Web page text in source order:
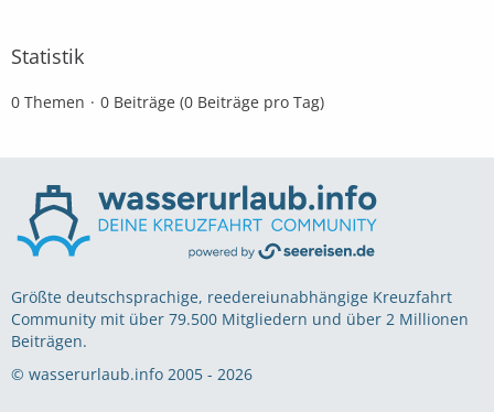
Statistik
0 Themen 0 Beiträge (0 Beiträge pro Tag)
Größte deutschsprachige, reedereiunabhängige Kreuzfahrt
Community mit über 79.500 Mitgliedern und über 2 Millionen
Beiträgen.
© wasserurlaub.info 2005 - 2026